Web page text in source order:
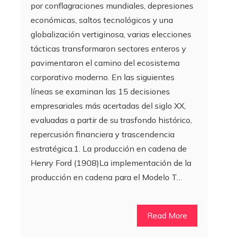
por conflagraciones mundiales, depresiones
económicas, saltos tecnológicos y una
globalización vertiginosa, varias elecciones
tácticas transformaron sectores enteros y
pavimentaron el camino del ecosistema
corporativo moderno. En las siguientes
líneas se examinan las 15 decisiones
empresariales más acertadas del siglo XX,
evaluadas a partir de su trasfondo histórico,
repercusión financiera y trascendencia
estratégica.1. La producción en cadena de
Henry Ford (1908)La implementación de la
producción en cadena para el Modelo T…
Read More